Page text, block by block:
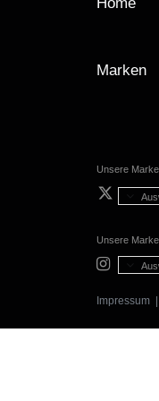
Marken
Unsere
Unsere
Impressum